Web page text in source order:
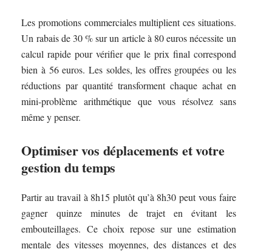
Les promotions commerciales multiplient ces situations.
Un rabais de 30 % sur un article à 80 euros nécessite un
calcul rapide pour vérifier que le prix final correspond
bien à 56 euros. Les soldes, les offres groupées ou les
réductions par quantité transforment chaque achat en
mini-problème arithmétique que vous résolvez sans
même y penser.
Optimiser vos déplacements et votre
gestion du temps
Partir au travail à 8h15 plutôt qu’à 8h30 peut vous faire
gagner quinze minutes de trajet en évitant les
embouteillages. Ce choix repose sur une estimation
mentale des vitesses moyennes, des distances et des